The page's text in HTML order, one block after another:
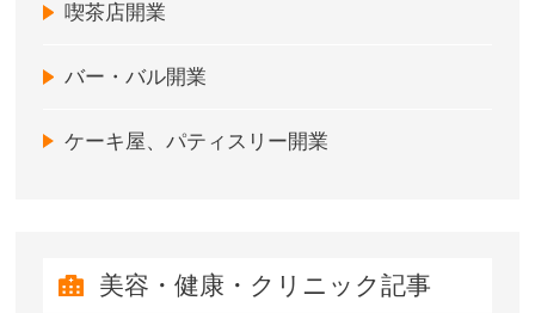
喫茶店開業
バー・バル開業
ケーキ屋、パティスリー開業
美容・健康・クリニック記事